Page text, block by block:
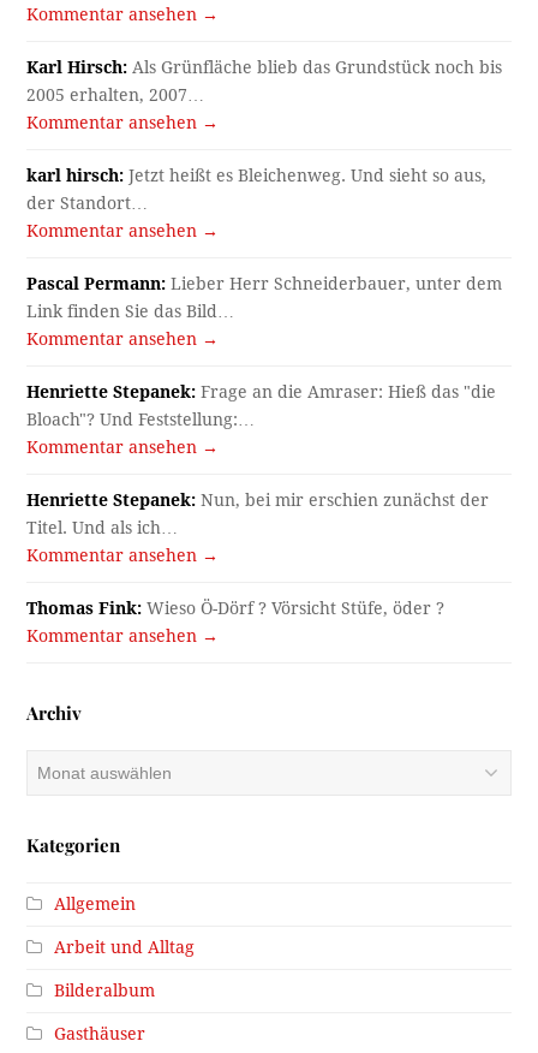
Kommentar ansehen →
Karl Hirsch: Als Grünfläche blieb das Grundstück noch bis
2005 erhalten, 2007…
Kommentar ansehen →
karl hirsch: Jetzt heißt es Bleichenweg. Und sieht so aus,
der Standort…
Kommentar ansehen →
Pascal Permann: Lieber Herr Schneiderbauer, unter dem
Link finden Sie das Bild…
Kommentar ansehen →
Henriette Stepanek: Frage an die Amraser: Hieß das "die
Bloach"? Und Feststellung:…
Kommentar ansehen →
Henriette Stepanek: Nun, bei mir erschien zunächst der
Titel. Und als ich…
Kommentar ansehen →
Thomas Fink: Wieso Ö-Dörf ? Vörsicht Stüfe, öder ?
Kommentar ansehen →
Archiv
Kategorien
Allgemein
Arbeit und Alltag
Bilderalbum
Gasthäuser